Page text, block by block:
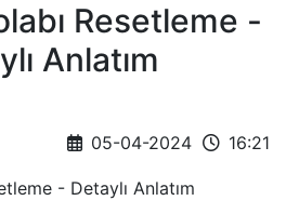
Resetleme -
Anlatım
05-04-2024 16:21